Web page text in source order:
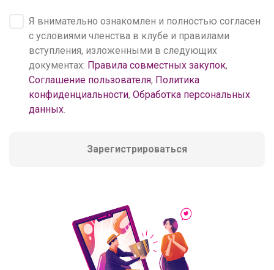
Я внимательно ознакомлен и полностью согласен
с условиями членства в клубе и правилами
вступления, изложенными в следующих
документах: Правила совместных закупок,
Соглашение пользователя, Политика
конфиденциальности, Обработка персональных
данных
Зарегистрироваться